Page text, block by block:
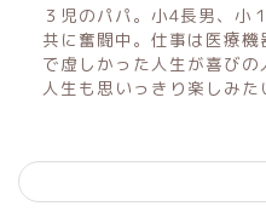
３児のパパ。小4長男、小
共に奮闘中。仕事は医療
で虚しかった人生が喜び
人生も思いっきり楽しみた